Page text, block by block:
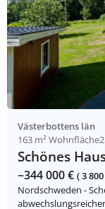
Västerbottens län
163 m² Wohnfläche
Schönes
~344 000 € ( 3
Nordschweden -